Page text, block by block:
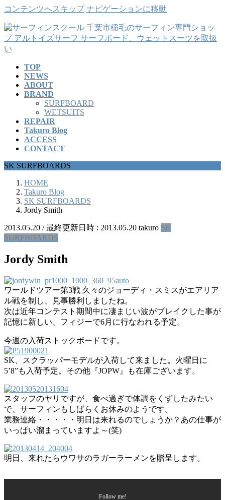
コンテンツへスキップ ナビゲーションに移動
TOP
NEWS
ABOUT
BRAND
SURFBOARD
WETSUITS
REPAIR
Takuro Blog
ACCESS
CONTACT
SK SURFBOARDS
HOME
Takuro Blog
SK SURFBOARDS
Jordy Smith
2013.05.20 / 最終更新日時 : 2013.05.20 takuro SK
SURFBOARDS
Jordy Smith
ワールドツアー第3戦 久々のジョーディ・スミスがエアリア
ル戦を制し、見事勝利しましたね。
次は近年コンテスト期間中に凄まじい波がブレイクした事が
記憶に新しい、フィジーで6月に行なわれる予定。
今週の入荷ストックボードです。
SK、スクラッパーモデルが入荷して来ました。火曜日に
5’8”も入荷予定。その他『JOPW』も在庫ございます。
スタッフのヤリですが、食べ過ぎで体調をくずしたみたい
で、サーフィンもしばらくお休みのようです。
業務連絡・・・・・明日は来れるのでしょうか？あの仕事が
いっぱい溜まっていますよ～(笑)
明日、来れたらウワサのラガーラーメンを贈呈します。
Follow me!